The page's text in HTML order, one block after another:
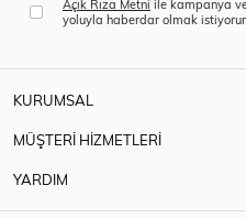
Açık Rıza Metni ile kampanya
yoluyla haberdar olmak
KURUMSAL
MÜŞTERİ HİZMETLERİ
YARDIM